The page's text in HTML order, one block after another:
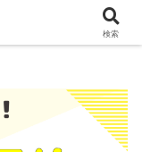
検索